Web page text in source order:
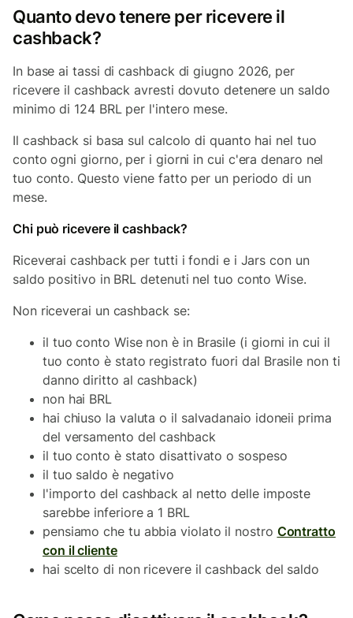
Quanto devo tenere per ricevere il
cashback?
In base ai tassi di cashback di giugno 2026, per
ricevere il cashback avresti dovuto detenere un saldo
minimo di 124 BRL per l'intero mese.
Il cashback si basa sul calcolo di quanto hai nel tuo
conto ogni giorno, per i giorni in cui c'era denaro nel
tuo conto. Questo viene fatto per un periodo di un
mese.
Chi può ricevere il cashback?
Riceverai cashback per tutti i fondi e i Jars con un
saldo positivo in BRL detenuti nel tuo conto Wise.
Non riceverai un cashback se:
il tuo conto Wise non è in Brasile (i giorni in cui il
tuo conto è stato registrato fuori dal Brasile non ti
danno diritto al cashback)
non hai BRL
hai chiuso la valuta o il salvadanaio idoneii prima
del versamento del cashback
il tuo conto è stato disattivato o sospeso
il tuo saldo è negativo
l'importo del cashback al netto delle imposte
sarebbe inferiore a 1 BRL
pensiamo che tu abbia violato il nostro Contratto
con il cliente
hai scelto di non ricevere il cashback del saldo